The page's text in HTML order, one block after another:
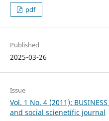
pdf
Published
2025-03-26
Issue
Vol. 1 No. 4 (2011):
and social scienetific journal